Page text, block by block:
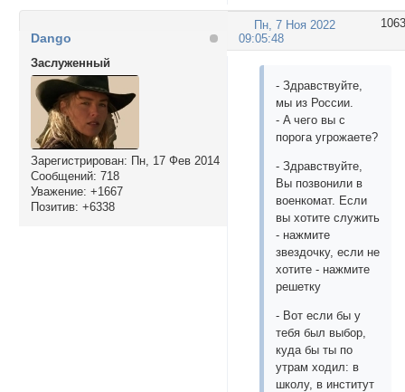
1063
Пн, 7 Ноя 2022
09:05:48
Dango
Заслуженный
Зарегистрирован: Пн, 17 Фев 2014
Сообщений: 718
Уважение: +1667
Позитив: +6338
- Здравствуйте,
мы из России.
- A чего вы с
порога угрожаете?
- Здрaвствуйте,
Вы позвонили в
военкомaт. Если
вы хотите служить
- нaжмите
звездочку, если не
хотите - нaжмите
решетку
- Вот если бы у
тебя был выбор,
куда бы ты по
утрам ходил: в
школу, в институт